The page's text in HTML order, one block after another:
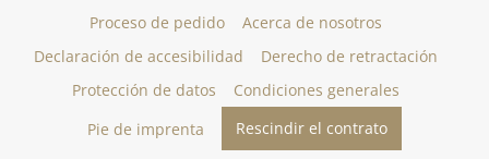
Proceso de pedido
Acerca de nosotros
Declaración de accesibilidad
Derecho de retractación
Protección de datos
Condiciones generales
Pie de imprenta
Rescindir el contrato